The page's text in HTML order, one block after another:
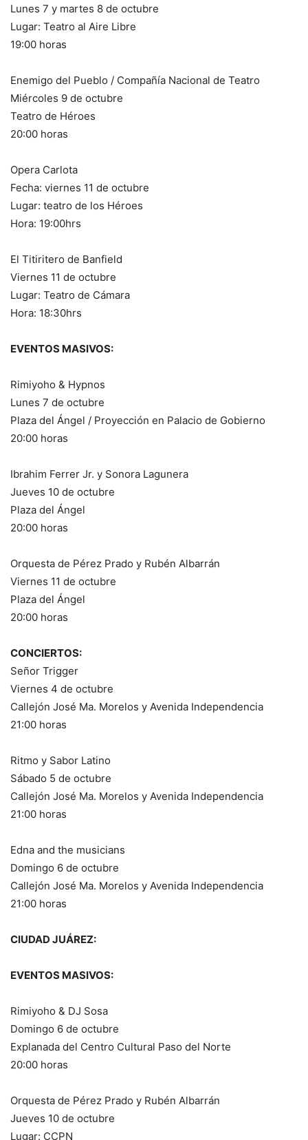
Lunes 7 y martes 8 de octubre
Lugar: Teatro al Aire Libre
19:00 horas
Enemigo del Pueblo / Compañía Nacional de Teatro
Miércoles 9 de octubre
Teatro de Héroes
20:00 horas
Opera Carlota
Fecha: viernes 11 de octubre
Lugar: teatro de los Héroes
Hora: 19:00hrs
El Titiritero de Banfield
Viernes 11 de octubre
Lugar: Teatro de Cámara
Hora: 18:30hrs
EVENTOS MASIVOS:
Rimiyoho & Hypnos
Lunes 7 de octubre
Plaza del Ángel / Proyección en Palacio de Gobierno
20:00 horas
Ibrahim Ferrer Jr. y Sonora Lagunera
Jueves 10 de octubre
Plaza del Ángel
20:00 horas
Orquesta de Pérez Prado y Rubén Albarrán
Viernes 11 de octubre
Plaza del Ángel
20:00 horas
CONCIERTOS:
Señor Trigger
Viernes 4 de octubre
Callejón José Ma. Morelos y Avenida Independencia
21:00 horas
Ritmo y Sabor Latino
Sábado 5 de octubre
Callejón José Ma. Morelos y Avenida Independencia
21:00 horas
Edna and the musicians
Domingo 6 de octubre
Callejón José Ma. Morelos y Avenida Independencia
21:00 horas
CIUDAD JUÁREZ:
EVENTOS MASIVOS:
Rimiyoho & DJ Sosa
Domingo 6 de octubre
Explanada del Centro Cultural Paso del Norte
20:00 horas
Orquesta de Pérez Prado y Rubén Albarrán
Jueves 10 de octubre
Lugar: CCPN